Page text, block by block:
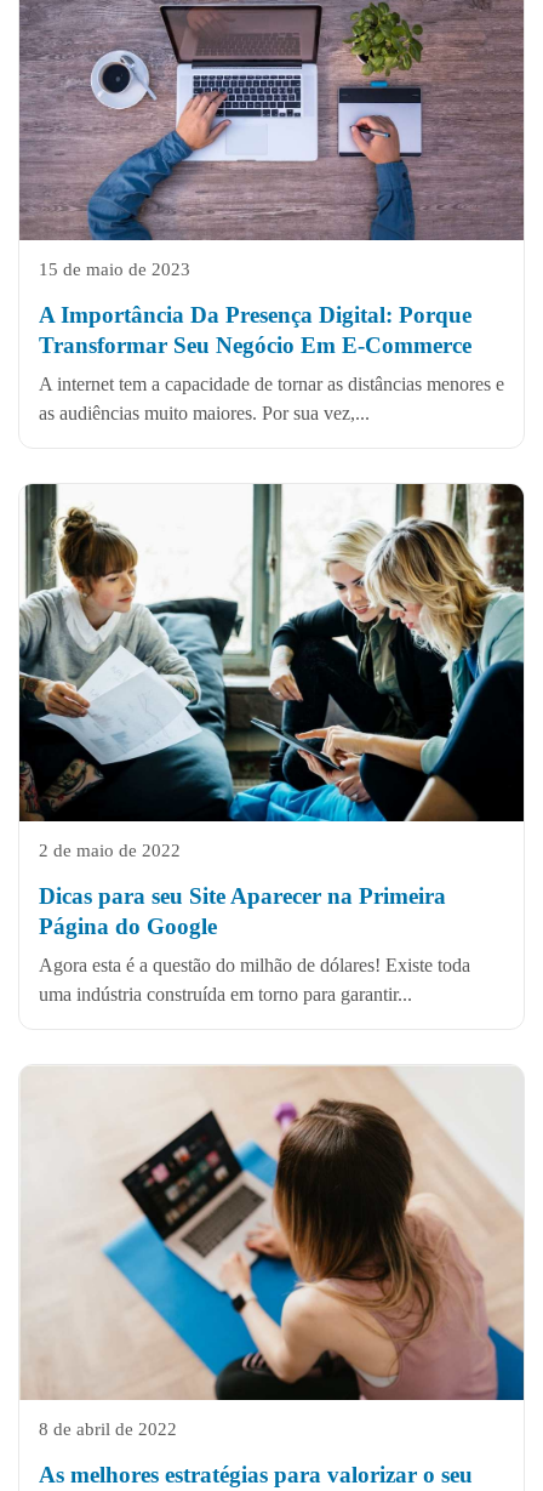
15 de maio de 2023
A Importância Da Presença Digital: Porque
Transformar Seu Negócio Em E-Commerce
A internet tem a capacidade de tornar as distâncias menores e
as audiências muito maiores. Por sua vez,...
2 de maio de 2022
Dicas para seu Site Aparecer na Primeira
Página do Google
Agora esta é a questão do milhão de dólares! Existe toda
uma indústria construída em torno para garantir...
8 de abril de 2022
As melhores estratégias para valorizar o seu